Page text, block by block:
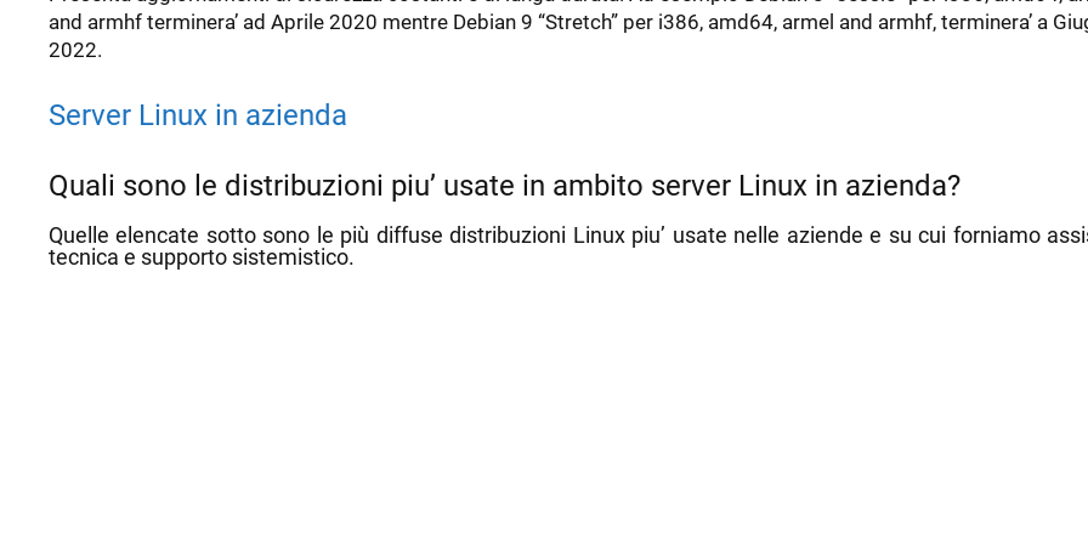
and armhf terminera’ ad Aprile 2020 mentre Debian 9 “Stretch” per i386, amd64, armel and armhf, terminera’ a
2022.
Server Linux in azienda
Quali sono le distribuzioni piu’ usate in ambito server Linux in azienda?
Quelle elencate sotto sono le più diffuse distribuzioni Linux piu’ usate nelle aziende e su cui forniamo
tecnica e supporto sistemistico.